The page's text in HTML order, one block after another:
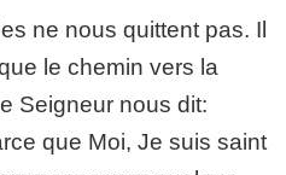
ne nous quittent pas. Il
le chemin vers la
Seigneur nous dit:
que Moi, Je suis saint